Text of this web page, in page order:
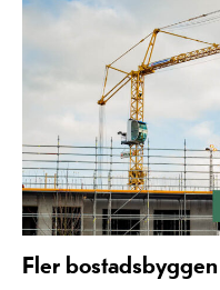
Fler